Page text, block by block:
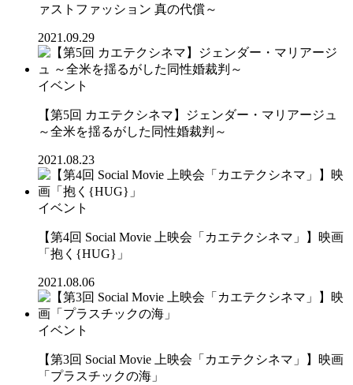
ァストファッション 真の代償～
2021.09.29
イベント
【第5回 カエテクシネマ】ジェンダー・マリアージュ
～全米を揺るがした同性婚裁判～
2021.08.23
イベント
【第4回 Social Movie 上映会「カエテクシネマ」】映画
「抱く{HUG}」
2021.08.06
イベント
【第3回 Social Movie 上映会「カエテクシネマ」】映画
「プラスチックの海」